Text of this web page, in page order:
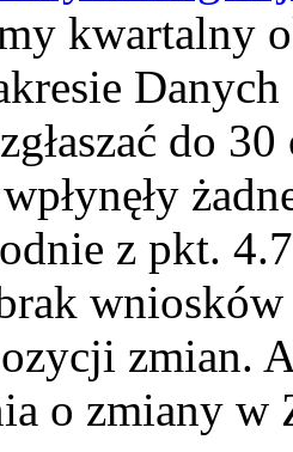
kwartalny
do
z pkt.
zmian.
o zmiany w